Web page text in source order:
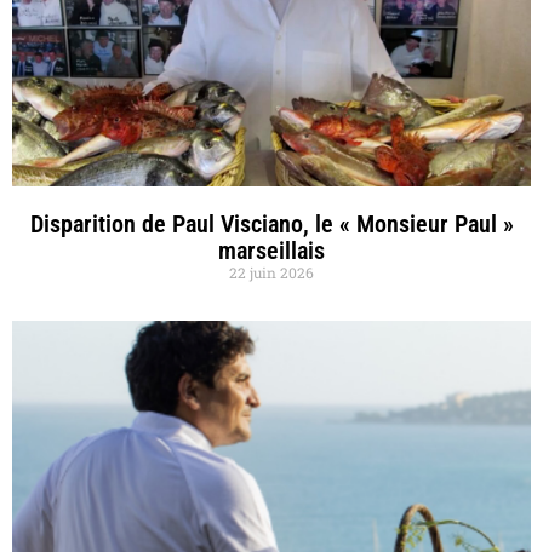
Disparition de Paul Visciano, le « Monsieur Paul »
marseillais
22 juin 2026